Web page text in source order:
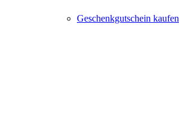
Geschenkgutschein kaufen